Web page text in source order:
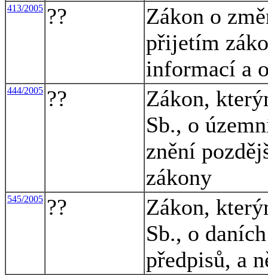
413/2005 ??
Zákon o
přijetím
informací a
444/2005 ??
Zákon,
Sb., o
znění
zákony
545/2005 ??
Zákon,
Sb., o
předpisů, a